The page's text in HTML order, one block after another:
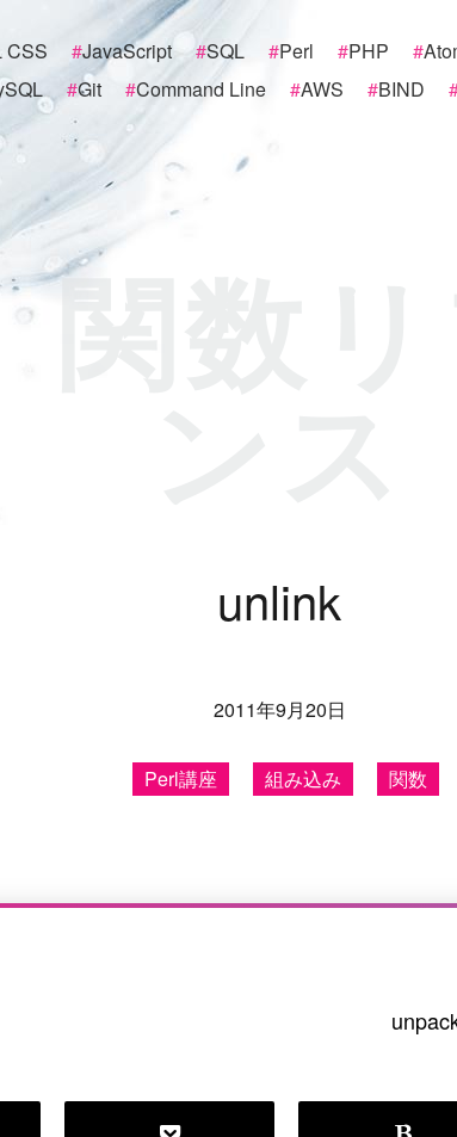
CSS #JavaScript #SQL #Perl #PHP #
#Git #Command Line #AWS #BIND
数リ
unlink
2011年9月20日
Perl講座 組み込み 関数